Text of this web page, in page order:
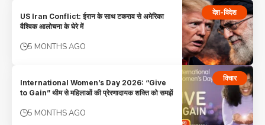
देश-विदेश
US Iran Conflict: ईरान के साथ टकराव से अमेरिका
वैश्विक आलोचना के घेरे में
5 MONTHS AGO
विचार
International Women’s Day 2026: “Give
to Gain” थीम से महिलाओं की प्रेरणादायक शक्ति को समझें
5 MONTHS AGO